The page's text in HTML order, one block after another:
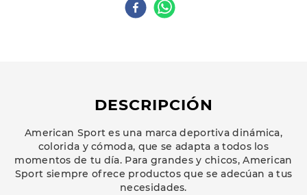
DESCRIPCIÓN
American Sport es una marca deportiva dinámica,
colorida y cómoda, que se adapta a todos los
momentos de tu día. Para grandes y chicos, American
Sport siempre ofrece productos que se adecúan a tus
necesidades.